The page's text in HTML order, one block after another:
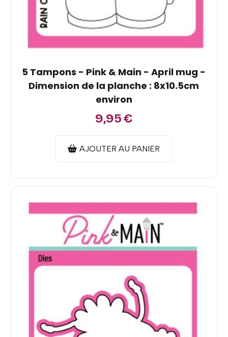
5 Tampons - Pink & Main - April mug -
Dimension de la planche : 8x10.5cm
environ
9,95€
AJOUTER AU PANIER